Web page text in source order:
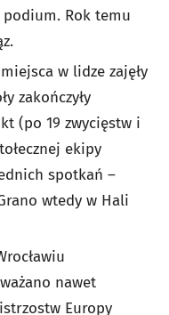
podium. Rok temu
w lidze zajęły
zakończyły
(po 19 zwycięstw i
ekipy
spotkań –
wtedy w Hali
nawet
Europy